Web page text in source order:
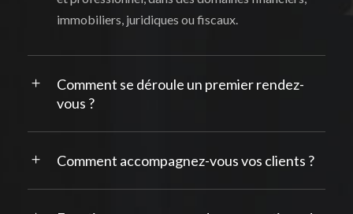
immobiliers, juridiques ou fiscaux.
Comment se déroule un premier rendez-
vous ?
Comment accompagnez-vous vos clients ?